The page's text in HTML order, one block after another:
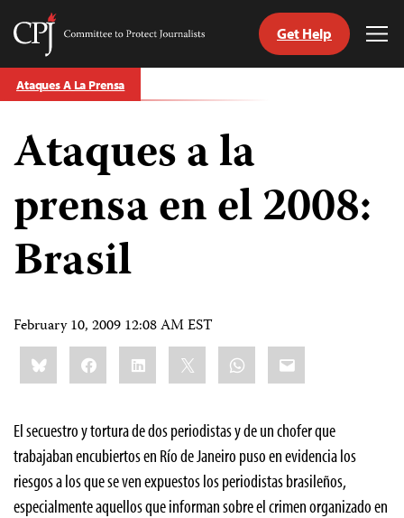
Skip
to
Committee
Protect
Journalists
Get Help
Ataques A La Prensa
Ataques a la
prensa en el 2008:
Brasil
February 10, 2009 12:08 AM EST
Share
this:BlueskyFacebookLinkedIn WhatsApp
Email
El secuestro y tortura de dos periodistas y de un chofer que
trabajaban encubiertos en Río de Janeiro puso en evidencia los
riesgos a los que se ven expuestos los periodistas brasileños,
especialmente aquellos que informan sobre el crimen organizado en